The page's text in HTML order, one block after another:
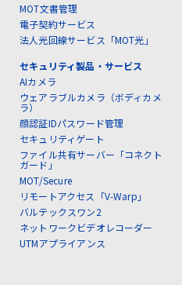
MOT文書管理
電子契約サービス
法人光回線サービス「MOT光」
セキュリティ製品・サービス
AIカメラ
ウェアラブルカメラ（ボディカメ
ラ）
顔認証IDパスワード管理
セキュリティゲート
ファイル共有サーバー「コネクト
ガード」
MOT/Secure
リモートアクセス「V-Warp」
バルテックスワン2
ネットワークビデオレコーダー
UTMアプライアンス